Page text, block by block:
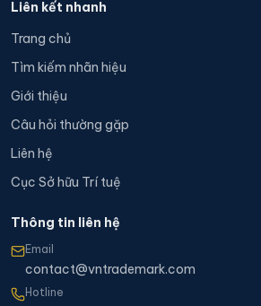
Liên kết nhanh
Trang chủ
Tìm kiếm nhãn hiệu
Giới thiệu
Câu hỏi thường gặp
Liên hệ
Cục Sở hữu Trí tuệ
Thông tin liên hệ
Email
contact@vntrademark.com
Hotline